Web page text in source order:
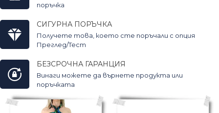
поръчка
СИГУРНА ПОРЪЧКА
Получете това, което сте поръчали с опция
Преглед/Тест
БЕЗСРОЧНА ГАРАНЦИЯ
Винаги можете да върнете продукта или
поръчката